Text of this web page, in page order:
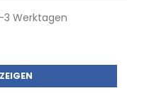
3 Werktagen